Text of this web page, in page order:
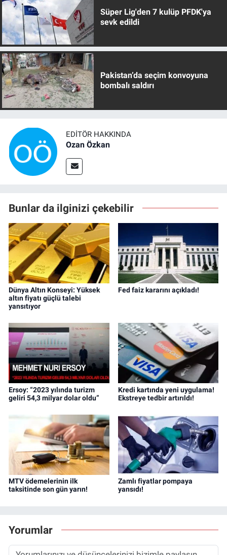
Süper Lig'den 7 kulüp PFDK'ya
sevk edildi
Pakistan’da seçim konvoyuna
bombalı saldırı
EDITÖR HAKKINDA
Ozan Özkan
Bunlar da ilginizi çekebilir
Dünya Altın Konseyi: Yüksek
altın fiyatı güçlü talebi
yansıtıyor
Fed faiz kararını açıkladı!
Ersoy: “2023 yılında turizm
geliri 54,3 milyar dolar oldu”
Kredi kartında yeni uygulama!
Ekstreye tedbir artırıldı!
MTV ödemelerinin ilk
taksitinde son gün yarın!
Zamlı fiyatlar pompaya
yansıdı!
Yorumlar